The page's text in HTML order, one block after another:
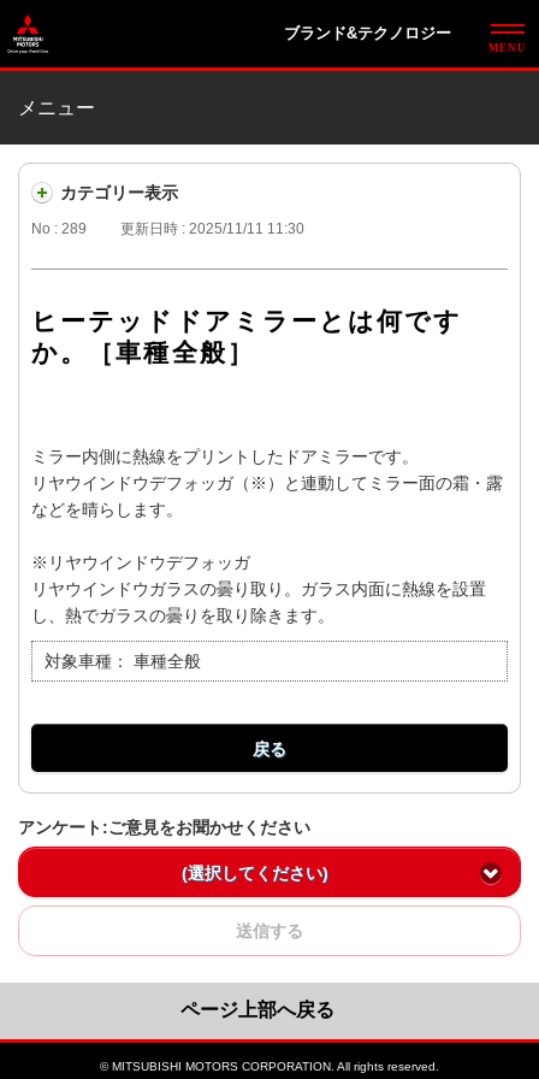
ブランド&テクノロジー
メニュー
カテゴリー表示
No : 289 更新日時 : 2025/11/11 11:30
ヒーテッドドアミラーとは何です
か。［車種全般］
ミラー内側に熱線をプリントしたドアミラーです。
リヤウインドウデフォッガ（※）と連動してミラー面の霜・露
などを晴らします。
※リヤウインドウデフォッガ
リヤウインドウガラスの曇り取り。ガラス内面に熱線を設置
し、熱でガラスの曇りを取り除きます。
対象車種： 車種全般
戻る
アンケート:ご意見をお聞かせください
(選択してください)
送信する
ページ上部へ戻る
© MITSUBISHI MOTORS CORPORATION. All rights reserved.